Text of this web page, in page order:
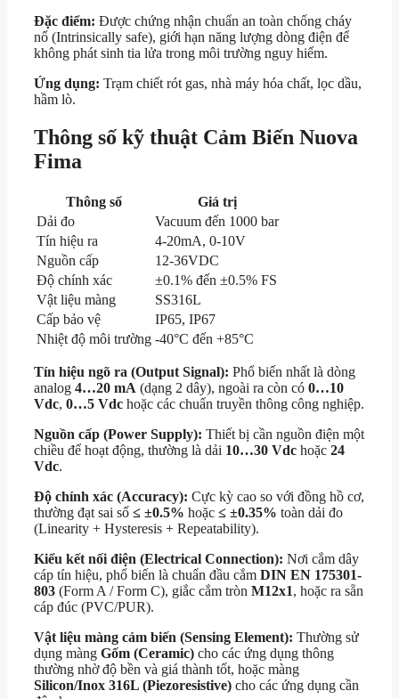
Đặc điểm: Được chứng nhận chuẩn an toàn chống cháy
nổ (Intrinsically safe), giới hạn năng lượng dòng điện để
không phát sinh tia lửa trong môi trường nguy hiểm.
Ứng dụng: Trạm chiết rót gas, nhà máy hóa chất, lọc dầu,
hầm lò.
Thông số kỹ thuật Cảm Biến Nuova
Fima
Thông số
Giá trị
Dải đo
Vacuum đến 1000 bar
Tín hiệu ra
4-20mA, 0-10V
Nguồn cấp
12-36VDC
Độ chính xác
±0.1% đến ±0.5% FS
Vật liệu màng
SS316L
Cấp bảo vệ
IP65, IP67
Nhiệt độ môi trường -40°C đến +85°C
Tín hiệu ngõ ra (Output Signal): Phổ biến nhất là dòng
analog 4…20 mA (dạng 2 dây), ngoài ra còn có 0…10
Vdc, 0…5 Vdc hoặc các chuẩn truyền thông công nghiệp.
Nguồn cấp (Power Supply): Thiết bị cần nguồn điện một
chiều để hoạt động, thường là dải 10…30 Vdc hoặc 24
Vdc.
Độ chính xác (Accuracy): Cực kỳ cao so với đồng hồ cơ,
thường đạt sai số ≤ ±0.5% hoặc ≤ ±0.35% toàn dải đo
(Linearity + Hysteresis + Repeatability).
Kiểu kết nối điện (Electrical Connection): Nơi cắm dây
cáp tín hiệu, phổ biến là chuẩn đầu cắm DIN EN 175301-
803 (Form A / Form C), giắc cắm tròn M12x1, hoặc ra sẵn
cáp đúc (PVC/PUR).
Vật liệu màng cảm biến (Sensing Element): Thường sử
dụng màng Gốm (Ceramic) cho các ứng dụng thông
thường nhờ độ bền và giá thành tốt, hoặc màng
Silicon/Inox 316L (Piezoresistive) cho các ứng dụng cần